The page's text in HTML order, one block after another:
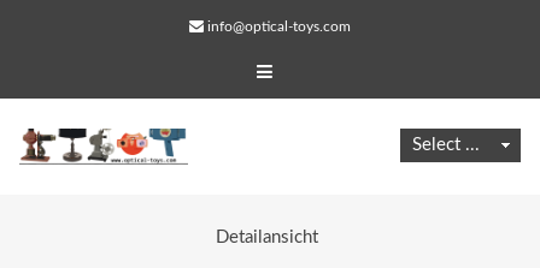
info@optical-toys.com
Detailansicht